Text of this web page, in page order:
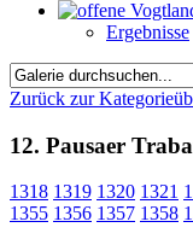
Ergebnisse
Zurück zur
12. Pausaer
1318 1319 1320 1321
1355 1356 1357 1358